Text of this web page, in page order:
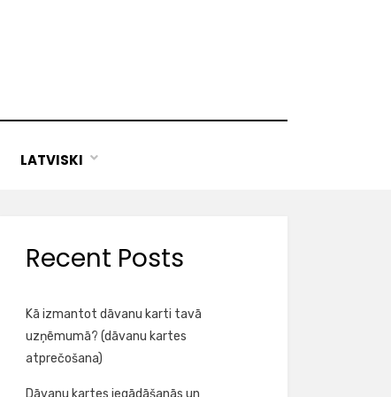
LATVISKI
Recent Posts
Kā izmantot dāvanu karti tavā
uzņēmumā? (dāvanu kartes
atprečošana)
Dāvanu kartes iegādāšanās un